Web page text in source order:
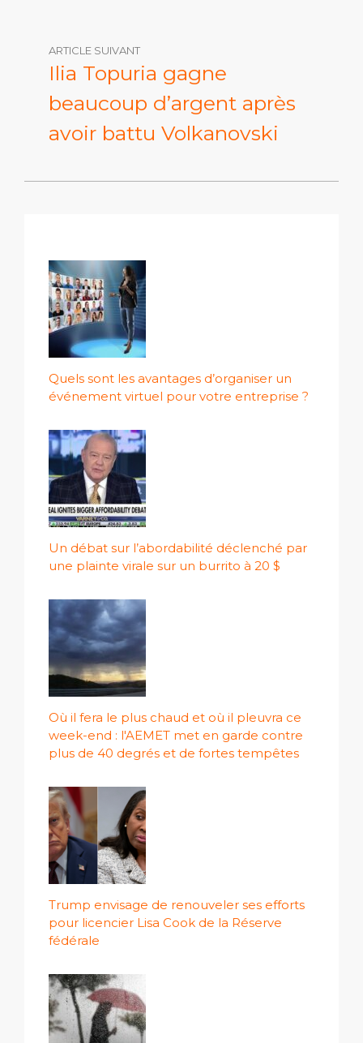
ARTICLE SUIVANT
Ilia Topuria gagne
beaucoup d’argent après
avoir battu Volkanovski
Quels sont les avantages d’organiser un
événement virtuel pour votre entreprise ?
Un débat sur l’abordabilité déclenché par
une plainte virale sur un burrito à 20 $
Où il fera le plus chaud et où il pleuvra ce
week-end : l'AEMET met en garde contre
plus de 40 degrés et de fortes tempêtes
Trump envisage de renouveler ses efforts
pour licencier Lisa Cook de la Réserve
fédérale